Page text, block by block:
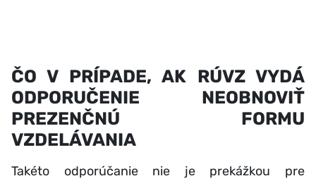
ČO V PRÍPADE, AK RÚVZ VYDÁ
ODPORUČENIE NEOBNOVIŤ
PREZENČNÚ FORMU
VZDELÁVANIA
Takéto odporúčanie nie je prekážkou pre